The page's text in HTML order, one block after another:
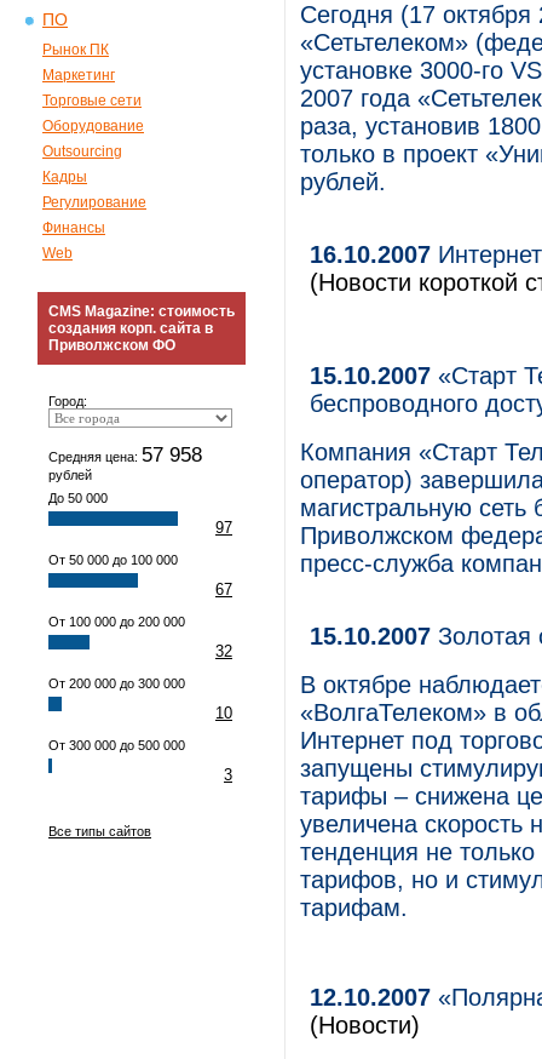
ПО
Рынок ПК
Маркетинг
Торговые сети
Оборудование
Outsourcing
Кадры
Регулирование
Финансы
Web
CMS Magazine: стоимость
создания корп. сайта в
Приволжском ФО
Город:
Средняя цена: 57 958
рублей
До 50 000
97
От 50 000 до 100 000
67
От 100 000 до 200 000
32
От 200 000 до 300 000
10
От 300 000 до 500 000
3
Все типы сайтов
Сегодня (17 октября
«Сетьтелеком»
установке 3000-го
2007 года
раза, установив
только в проект
рублей.
16.10.2007
(Новости короткой
15.10.2007 «Старт
беспроводного
Компания «Старт
оператор)
магистральную сеть
Приволжском
пресс-служба
15.10.2007 Золотая
В октябре
«ВолгаТелеком» в
Интернет под
запущены
тарифы – снижена
увеличена скорость
тенденция не
тарифов, но и
тарифам.
12.10.2007
(Новости)